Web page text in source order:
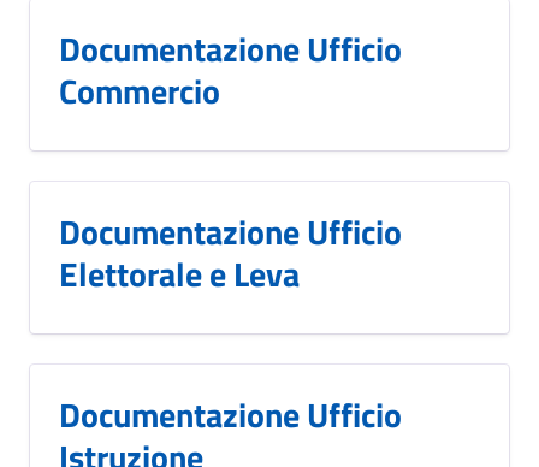
Documentazione Ufficio
Commercio
Documentazione Ufficio
Elettorale e Leva
Documentazione Ufficio